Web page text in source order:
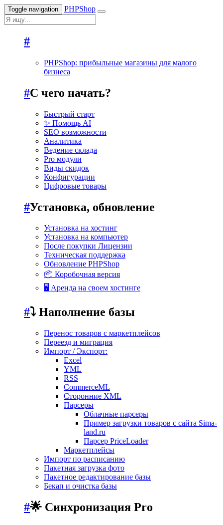
Toggle navigation PHPShop
#
PHPShoр: прибыльные магазины для малого
бизнеса
#С чего начать?
Быстрый старт
✨ Помощь AI
SEO возможности
Аналитика
Ведение склада
Pro модули
Виды скидок
Конфигурации
Цифровые товары
#Установка, обновление
Установка на хостинг
Установка на компьютер
После покупки Лицензии
Техническая поддержка
Обновление PHPShop
📦 Коробочная версия
🖥️ Аренда на своем хостинге
#⤵️ Наполнение базы
Перенос товаров с маркетплейсов
Переезд и миграция
Импорт / Экспорт:
Excel
YML
RSS
CommerceML
Сторонние XML
Парсеры
Облачные парсеры
Пример загрузки товаров с сайта Sima-
land.ru
Парсер PriceLoader
Маркетплейсы
Импорт по расписанию
Пакетная загрузка фото
Пакетное редактирование базы
Бекап и очистка базы
#🌟 Синхронизация Pro